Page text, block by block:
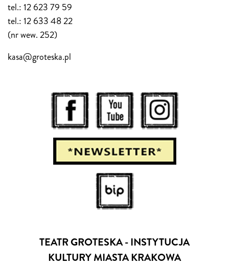
tel.: 12 623 79 59
tel.: 12 633 48 22
(nr wew. 252)
kasa@groteska.pl
TEATR GROTESKA - INSTYTUCJA
KULTURY MIASTA KRAKOWA